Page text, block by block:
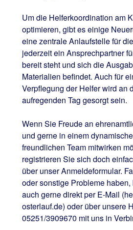
Um die Helferkoordination am
optimieren, gibt es einige
eine zentrale Anlaufstelle für
jederzeit ein Ansprechpartner
bereit steht und sich die
Materialien befindet. Auch für
Verpflegung der Helfer wird an
aufregenden Tag gesorgt sein.
Wenn Sie Freude an
und gerne in einem
freundlichen Team mitwirken
registrieren Sie sich doch
über unser Anmeldeformular.
oder sonstige Probleme
auch gerne direkt per E-Mail
osterlauf.de) oder über unsere
05251/3909670 mit uns in